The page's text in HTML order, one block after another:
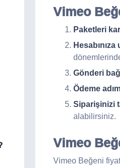
Vimeo
Paketleri
Gönderi
Ödeme
Siparişinizi
alabilirsiniz.
Vimeo
Vimeo Beğeni